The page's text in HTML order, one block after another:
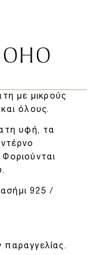
με μικρούς
όλους.
υφή, τα
925 /
παραγγελίας.